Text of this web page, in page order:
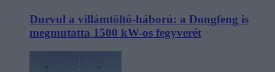
Durvul a villámtöltő-háború: a Dongfeng is
megmutatta 1500 kW-os fegyverét